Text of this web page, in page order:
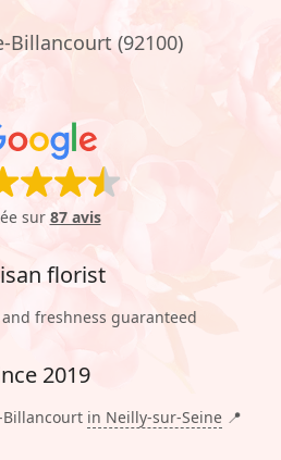
Billancourt (92100)
sur 87 avis
florist
freshness guaranteed
2019
Billancourt in Neilly-sur-Seine 📍